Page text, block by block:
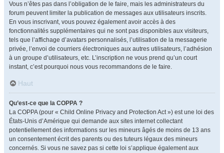
Vous n’êtes pas dans l’obligation de le faire, mais les administrateurs du
forum peuvent limiter la publication de messages aux utilisateurs inscrits.
En vous inscrivant, vous pouvez également avoir accès à des
fonctionnalités supplémentaires qui ne sont pas disponibles aux visiteurs,
tels que l’affichage d’avatars personnalisés, l’utilisation de la messagerie
privée, l’envoi de courriers électroniques aux autres utilisateurs, l’adhésion
à un groupe d’utilisateurs, etc. L’inscription ne vous prend qu’un court
instant, c’est pourquoi nous vous recommandons de le faire.
Haut
Qu’est-ce que la COPPA ?
La COPPA (pour « Child Online Privacy and Protection Act ») est une loi des
États-Unis d’Amérique qui demande aux sites internet collectant
potentiellement des informations sur les mineurs âgés de moins de 13 ans
un consentement écrit des parents ou des tuteurs légaux des mineurs
concernés. Si vous ne savez pas si cette loi s’applique également aux